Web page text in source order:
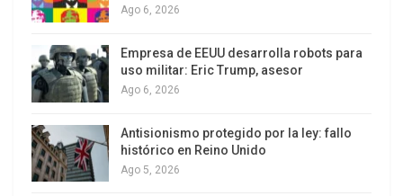
varios hospitales se encuentran colapsados por la
Estas sanciones estadounidenses, sumadas a la
crisis económica derivada, entorpecen las labores
de rescate. Los equipos de emergencia deben
remover escombros y buscar sobrevivientes con
recursos muy limitados, lo que reduce
Ago 6, 2026
Empresa de EEUU desarrolla robots para
uso militar: Eric Trump, asesor
Ago 6, 2026
Antisionismo protegido por la ley: fallo
histórico en Reino Unido
Ago 5, 2026